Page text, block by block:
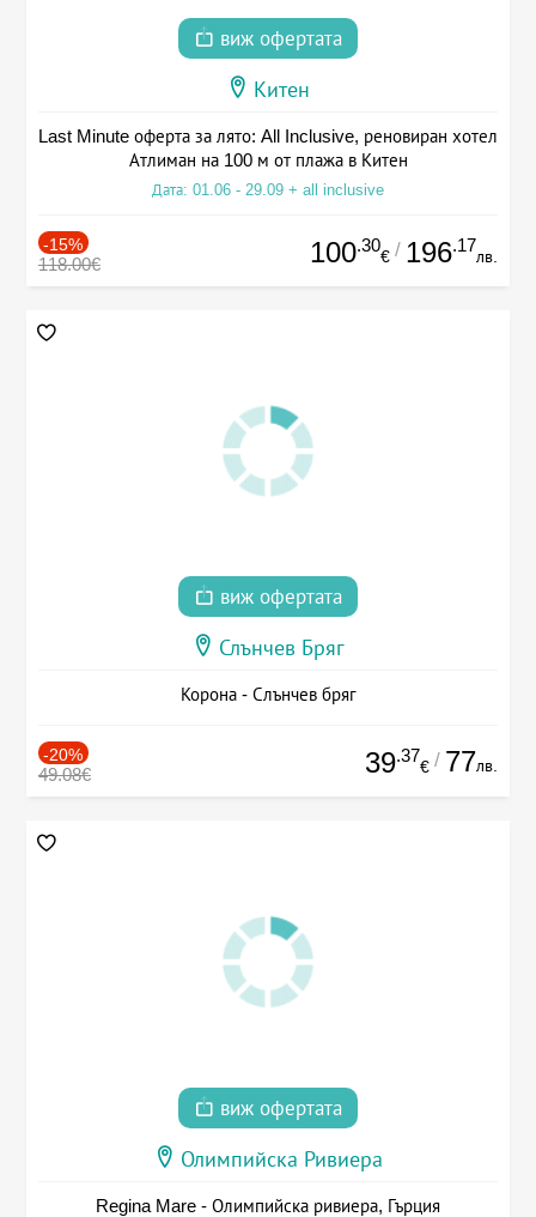
виж офертата
Китен
Last Minute оферта за лято: All Inclusive, реновиран хотел
Атлиман на 100 м от плажа в Китен
Дата: 01.06 - 29.09 + all inclusive
-15%
118.00€ 100.30
€ / 196.17
лв.
виж офертата
Слънчев Бряг
Корона - Слънчев бряг
-20%
49.08€ 39.37
€ / 77лв.
виж офертата
Олимпийска Ривиера
Regina Mare - Олимпийска ривиера, Гърция